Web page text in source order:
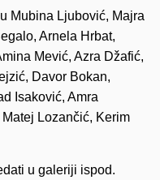
Mubina Ljubović, Majra
Arnela Hrbat,
Mević, Azra Džafić,
Davor Bokan,
Isaković, Amra
Lozančić, Kerim
u galeriji ispod.